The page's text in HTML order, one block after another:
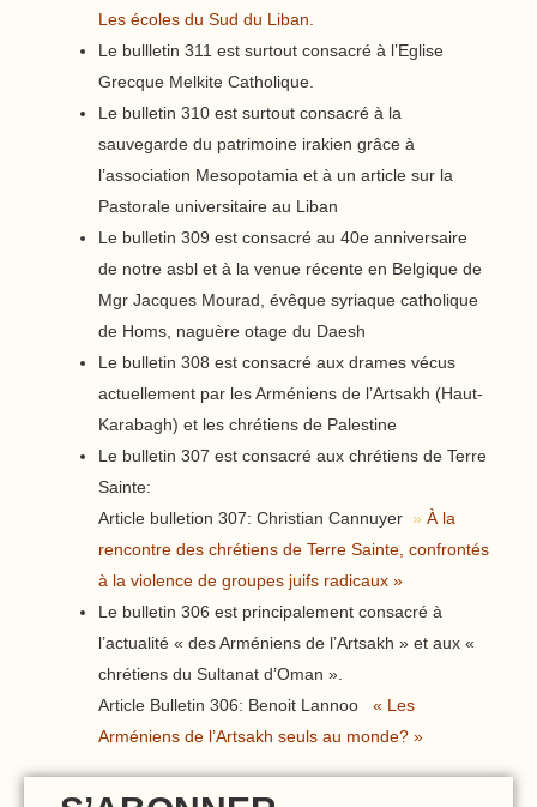
Les écoles du Sud du Liban
Le bullletin 311 est surtout consacré à l’Eglise
Grecque Melkite Catholique.
Le bulletin 310 est surtout consacré à la
sauvegarde du patrimoine irakien grâce à
l’association Mesopotamia et à un article sur la
Pastorale universitaire au Liban
Le bulletin 309 est consacré au 40e anniversaire
de notre asbl et à la venue récente en Belgique de
Mgr Jacques Mourad, évêque syriaque catholique
de Homs, naguère otage du Daesh
Le bulletin 308 est consacré aux drames vécus
actuellement par les Arméniens de l’Artsakh (Haut-
Karabagh) et les chrétiens de Palestine
Le bulletin 307 est consacré aux chrétiens de Terre
Sainte:
Article bulletion 307: Christian Cannuyer » À la
rencontre des chrétiens de Terre Sainte, confrontés
à la violence de groupes juifs radicaux »
Le bulletin 306 est principalement consacré à
l’actualité « des Arméniens de l’Artsakh » et aux «
chrétiens du Sultanat d’Oman ».
Article Bulletin 306: Benoit Lannoo « Les
Arméniens de l’Artsakh seuls au monde? »